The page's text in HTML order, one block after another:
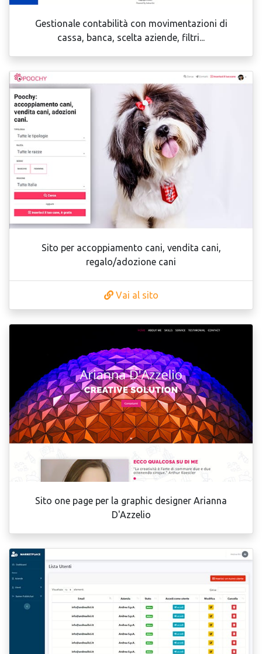
Gestionale contabilità con movimentazioni di
cassa, banca, scelta aziende, filtri...
Sito per accoppiamento cani, vendita cani,
regalo/adozione cani
Vai al sito
Sito one page per la graphic designer Arianna
D'Azzelio